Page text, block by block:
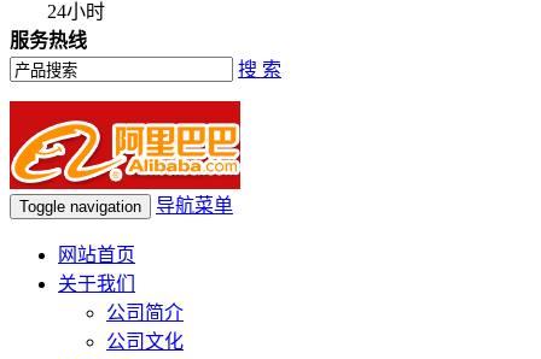
24小时
服务热线
搜 索
Toggle navigation 导航菜单
网站首页
关于我们
公司简介
公司文化